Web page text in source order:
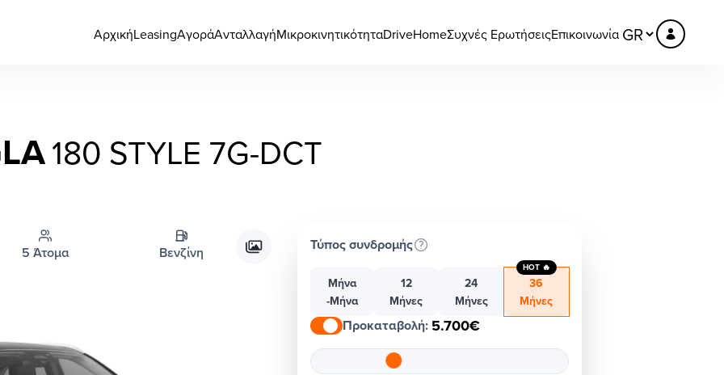
ΑρχικήLeasingΑγοράΑνταλλαγήΜικροκινητικότηταDriveHomeΣυχνές ΕρωτήσειςΕπικοινωνία
180 STYLE 7G-DCT
5 Άτομα Βενζίνη Τύπος συνδρομής
Μήνα
-Μήνα
12
Μήνες
24
Μήνες
36
Μήνες
HOT 🔥
Προκαταβολή: 5.700€